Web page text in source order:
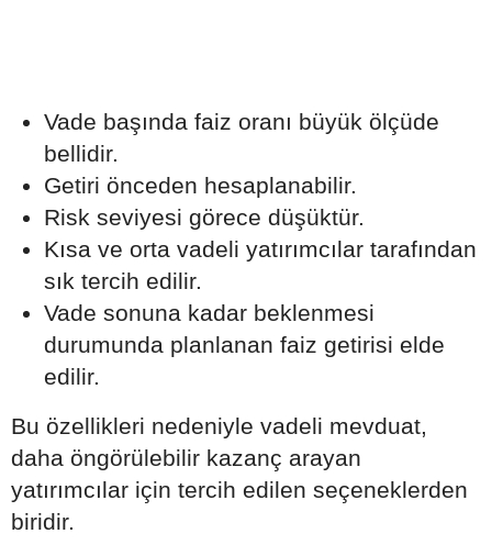
Vade başında faiz oranı büyük ölçüde
bellidir.
Getiri önceden hesaplanabilir.
Risk seviyesi görece düşüktür.
Kısa ve orta vadeli yatırımcılar tarafından
sık tercih edilir.
Vade sonuna kadar beklenmesi
durumunda planlanan faiz getirisi elde
edilir.
Bu özellikleri nedeniyle vadeli mevduat,
daha öngörülebilir kazanç arayan
yatırımcılar için tercih edilen seçeneklerden
biridir.